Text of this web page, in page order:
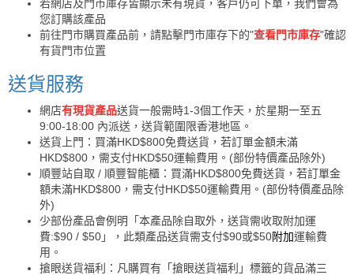
若網店及門市庫存皆顯示未有現貨，客戶仍可下單，我們會為
您訂購該產品
前往門市購買產品前，請點擊門市庫存下的"查看門市庫存"確認
有貨門市位置
送貨服務
網店有現貨產品送貨一般需時1-3個工作天，於星期一至五
9:00-18:00 內派送，送貨範圍限香港地區。
送貨上門：買滿HKD$800免費送貨，若訂單金額未滿
HKD$800，需支付HKD$50運輸費用。(部份特價產品除外)
順豐站自取 / 順豐智能櫃：買滿HKD$800免費送貨，若訂單金
額未滿HKD$800，需支付HKD$50運輸費用。(部份特價產品除
外)
少部份產品會例明「本產品除自取外，送貨需收取附加運
費:$90 / $50」，此類產品送貨需支付$90或$50附加運輸費
用。
搶眼送貨福利：凡購買有「搶眼送貨福利」標籤的貨品滿三